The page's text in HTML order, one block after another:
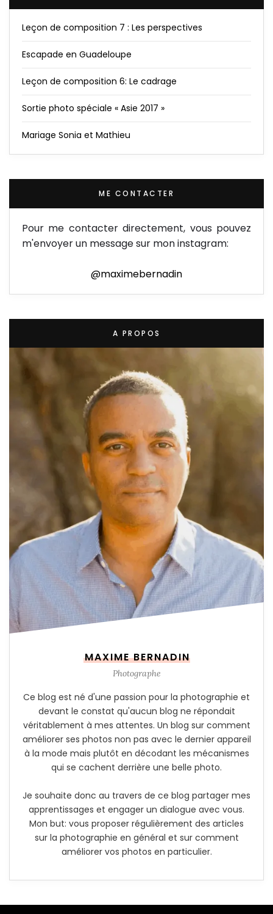
Leçon de composition 7 : Les perspectives
Escapade en Guadeloupe
Leçon de composition 6: Le cadrage
Sortie photo spéciale « Asie 2017 »
Mariage Sonia et Mathieu
ME CONTACTER
Pour me contacter directement, vous pouvez
m'envoyer un message sur mon instagram:
@maximebernadin
A PROPOS
MAXIME BERNADIN
Photographe
Ce blog est né d'une passion pour la photographie et
devant le constat qu'aucun blog ne répondait
véritablement à mes attentes. Un blog sur comment
améliorer ses photos non pas avec le dernier appareil
à la mode mais plutôt en décodant les mécanismes
qui se cachent derrière une belle photo.
Je souhaite donc au travers de ce blog partager mes
apprentissages et engager un dialogue avec vous.
Mon but: vous proposer régulièrement des articles
sur la photographie en général et sur comment
améliorer vos photos en particulier.